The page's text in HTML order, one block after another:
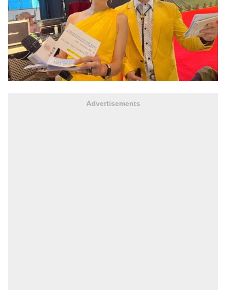
Advertisements